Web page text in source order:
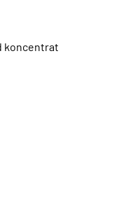
koncentrat